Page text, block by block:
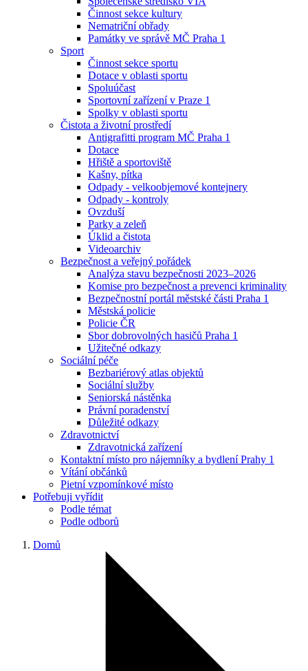
Činnost sekce kultury
Nematriční obřady
Památky ve správě MČ Praha 1
Sport
Činnost sekce sportu
Dotace v oblasti sportu
Spoluúčast
Sportovní zařízení v Praze 1
Spolky v oblasti sportu
Čistota a životní prostředí
Antigrafitti program MČ Praha 1
Dotace
Hřiště a sportoviště
Kašny, pítka
Odpady - velkoobjemové kontejnery
Odpady - kontroly
Ovzduší
Parky a zeleň
Úklid a čistota
Videoarchiv
Bezpečnost a veřejný pořádek
Analýza stavu bezpečnosti 2023–2026
Komise pro bezpečnost a prevenci kriminality
Bezpečnostní portál městské části Praha 1
Městská policie
Policie ČR
Sbor dobrovolných hasičů Praha 1
Užitečné odkazy
Sociální péče
Bezbariérový atlas objektů
Sociální služby
Seniorská nástěnka
Právní poradenství
Důležité odkazy
Zdravotnictví
Zdravotnická zařízení
Kontaktní místo pro nájemníky a bydlení Prahy 1
Vítání občánků
Pietní vzpomínkové místo
Potřebuji vyřídit
Podle témat
Podle odborů
Domů